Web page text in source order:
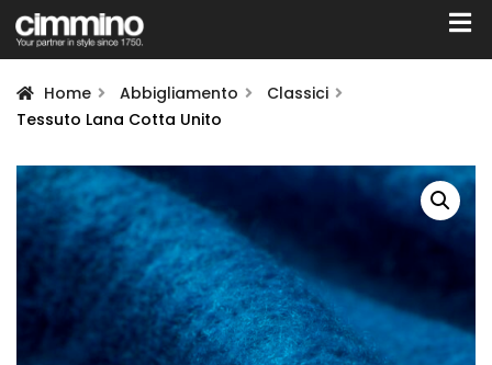
Home Abbigliamento
Classici
Tessuto Lana Cotta Unito